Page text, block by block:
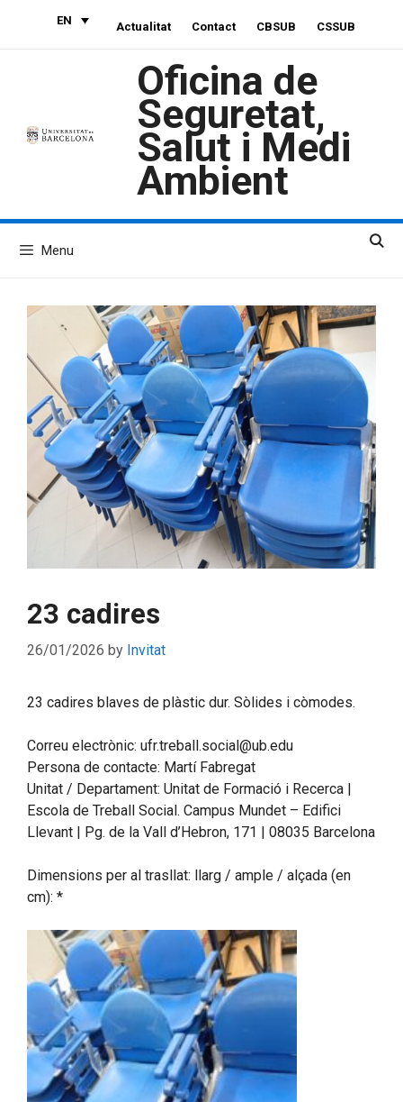
EN Actualitat Contact CBSUB CSSUB
Oficina de
Seguretat,
Salut i Medi
Ambient
Menu
23 cadires
26/01/2026 by Invitat
23 cadires blaves de plàstic dur. Sòlides i còmodes.
Correu electrònic: ufr.treball.social@ub.edu
Persona de contacte: Martí Fabregat
Unitat / Departament: Unitat de Formació i Recerca |
Escola de Treball Social. Campus Mundet – Edifici
Llevant | Pg. de la Vall d’Hebron, 171 | 08035 Barcelona
Dimensions per al trasllat: llarg / ample / alçada (en
cm): *